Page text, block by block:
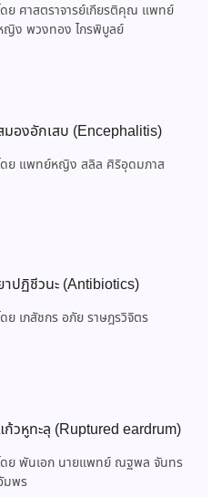
ดย ศาสตราจารย์เกียรติคุณ แพทย์
ญิง พวงทอง ไกรพิบูลย์
มองอักเสบ (Encephalitis)
ดย แพทย์หญิง สลิล ศิริอุดมภาส
าปฏิชีวนะ (Antibiotics)
ดย เภสัชกร อภัย ราษฎรวิจิตร
ก้วหูทะลุ (Ruptured eardrum)
ดย พันเอก นายแพทย์ ณฐพล จันทร
มพร